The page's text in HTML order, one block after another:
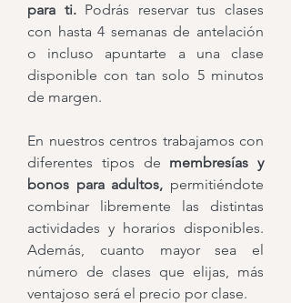
para ti. Podrás reservar tus clases
con hasta 4 semanas de antelación
o incluso apuntarte a una clase
disponible con tan solo 5 minutos
de margen.
En nuestros centros trabajamos con
diferentes tipos de membresías y
bonos para adultos, permitiéndote
combinar libremente las distintas
actividades y horarios disponibles.
Además, cuanto mayor sea el
número de clases que elijas, más
ventajoso será el precio por clase.